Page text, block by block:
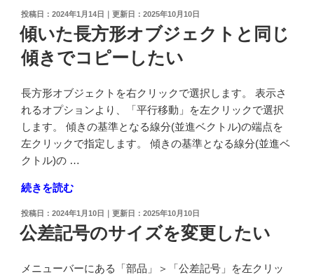
い
-
押
出
リ
ッ
ド
に
よ
切
り
取
り"
ブ
ジ
ェ
ト
の
縮
尺
を
更
し
た
い"
投
稿
日:
2024年1月14日 2025年10月10日
傾いた長方形オブジェクトと同じ
傾きでコピーしたい
長方形オブジェクトを右クリックで選択します。 表示さ
れるオプションより、「平行移動」を左クリックで選択
します。 傾きの基準となる線分(並進ベクトル)の端点を
左クリックで指定します。 傾きの基準となる線分(並進ベ
クトル)の …
"傾
た
長
形
続きを読む
投
稿
日:
2024年1月10日 2025年10月10日
公差記号のサイズを変更したい
メニューバーにある「部品」＞「公差記号」を左クリッ